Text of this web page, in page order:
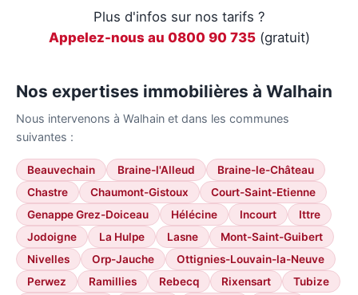
Plus d'infos sur nos tarifs ?
Appelez-nous au 0800 90 735(gratuit)
Nos expertises immobilières à Walhain
Nous intervenons à Walhain et dans les communes
suivantes :
Beauvechain Braine-l'Alleud
Braine-le-Château
Chastre
Chaumont-Gistoux
Court-Saint-Etienne
Genappe Grez-Doiceau
Hélécine Incourt
Ittre
Jodoigne
La Hulpe Lasne
Mont-Saint-Guibert
Nivelles
Orp-Jauche
Ottignies-Louvain-la-Neuve
Perwez
Ramillies Rebecq Rixensart
Tubize